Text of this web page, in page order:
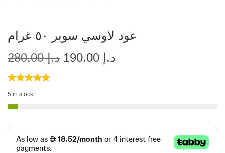
عود لاوسي سوبر ٥٠ غرام
د.إ280.00 د.إ
5 in stock